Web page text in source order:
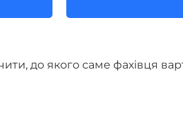
до якого саме фахівця